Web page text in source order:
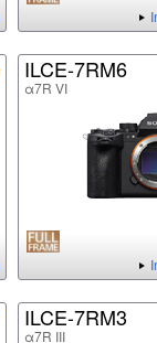
ILCE-7RM6
α7R VI
ILCE-7RM3
α7R III